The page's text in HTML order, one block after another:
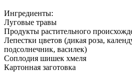
Ингредиенты:
Луговые травы
Продукты растительного
Лепестки цветов (дикая роза,
подсолнечник, василек)
Соплодия шишек хмеля
Картонная заготовка